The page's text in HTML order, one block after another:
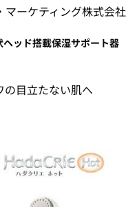
マーケティング株式会社
ッド搭載保湿サポート器
の目立たない肌へ